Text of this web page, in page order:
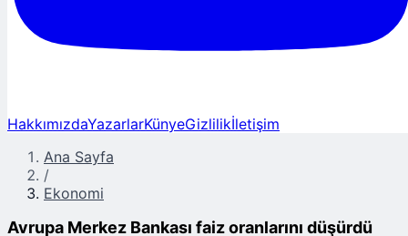
HakkımızdaYazarlarKünyeGizlilikİletişim
Ana Sayfa
/
Ekonomi
Avrupa Merkez Bankası faiz oranlarını düşürdü